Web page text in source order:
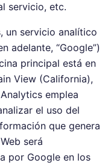
servicio, etc.
un servicio analítico
adelante, “Google”)
principal está en
View (California),
emplea
el uso del
que genera
será
por Google en los